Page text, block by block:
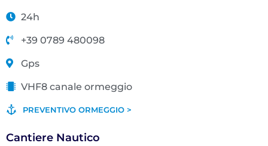
24h
+39 0789 480098
Gps
VHF8 canale ormeggio
PREVENTIVO ORMEGGIO >
Cantiere Nautico